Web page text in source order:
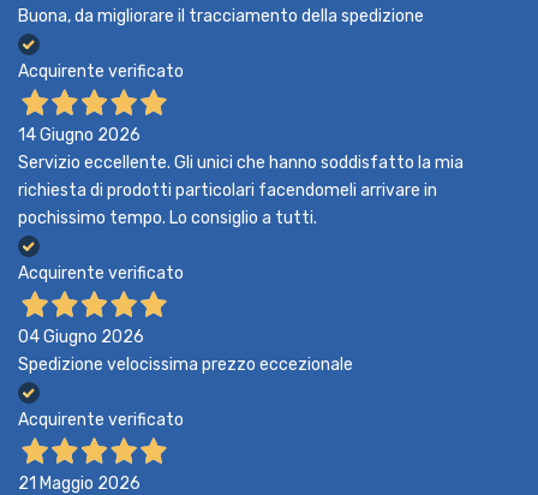
Buona, da migliorare il tracciamento della spedizione
Acquirente verificato
14 Giugno 2026
Servizio eccellente. Gli unici che hanno soddisfatto la mia
richiesta di prodotti particolari facendomeli arrivare in
pochissimo tempo. Lo consiglio a tutti.
Acquirente verificato
04 Giugno 2026
Spedizione velocissima prezzo eccezionale
Acquirente verificato
21 Maggio 2026